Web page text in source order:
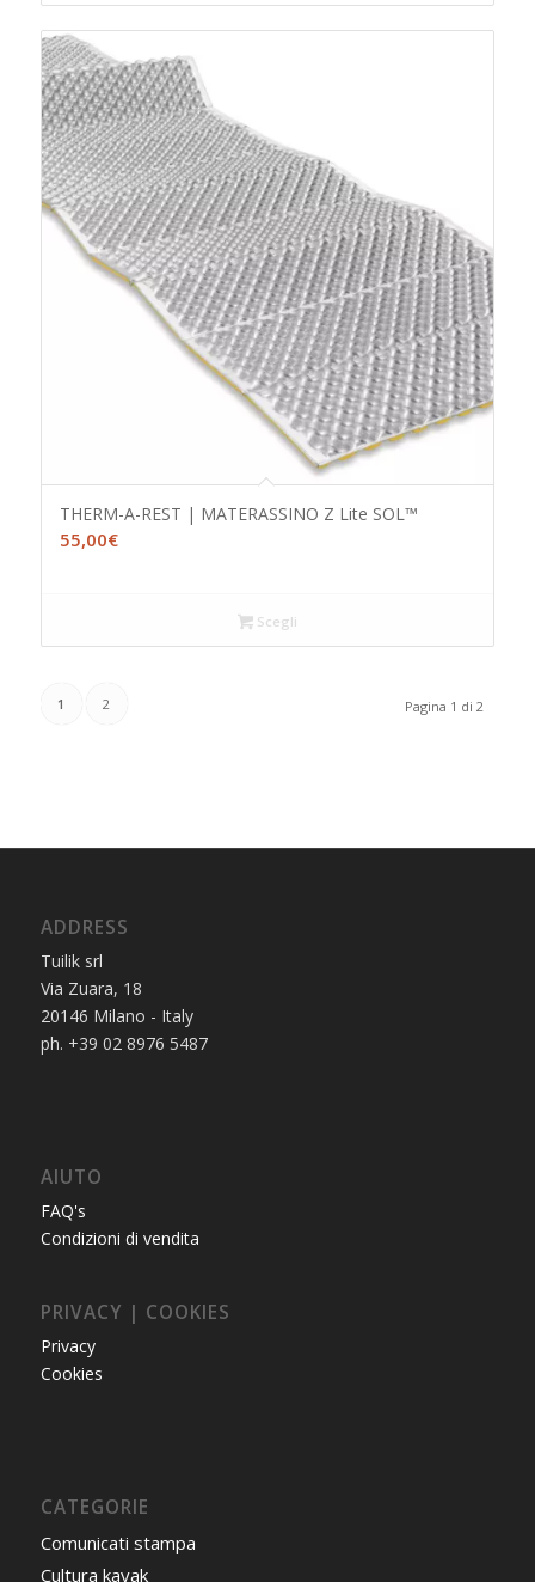
THERM-A-REST | MATERASSINO Z Lite SOL™
55,00€
Scegli
Pagina 1 di 2
1 2
ADDRESS
Tuilik srl
Via Zuara, 18
20146 Milano - Italy
ph. +39 02 8976 5487
AIUTO
FAQ's
Condizioni di vendita
PRIVACY | COOKIES
Privacy
Cookies
CATEGORIE
Comunicati stampa
Cultura kayak